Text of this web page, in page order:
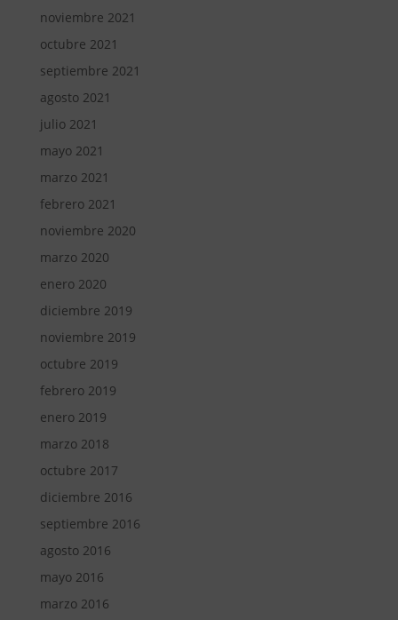
noviembre 2021
octubre 2021
septiembre 2021
agosto 2021
julio 2021
mayo 2021
marzo 2021
febrero 2021
noviembre 2020
marzo 2020
enero 2020
diciembre 2019
noviembre 2019
octubre 2019
febrero 2019
enero 2019
marzo 2018
octubre 2017
diciembre 2016
septiembre 2016
agosto 2016
mayo 2016
marzo 2016